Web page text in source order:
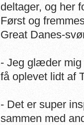
deltager, og her
Først og
Great Danes-
- Jeg glæder mig
få oplevet lidt af
- Det er super
sammen med